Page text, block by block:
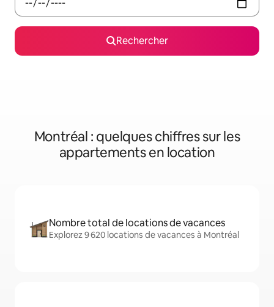
Rechercher
Montréal : quelques chiffres sur les
appartements en location
Nombre total de locations de vacances
Explorez 9 620 locations de vacances à Montréal